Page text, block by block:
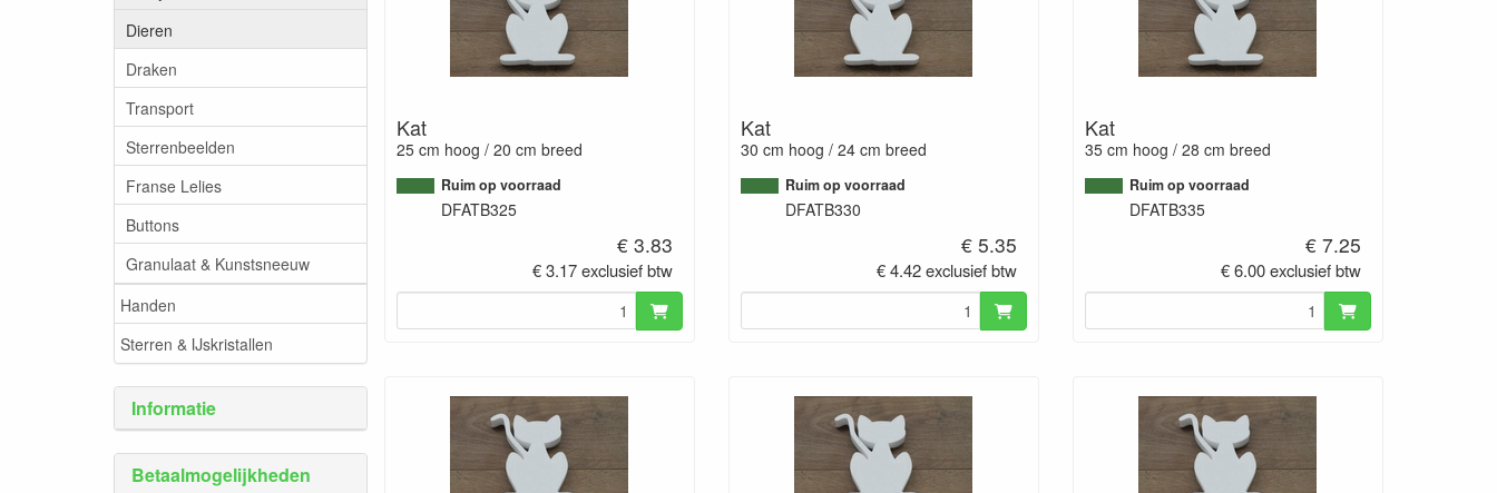
Dieren
Draken
Transport
Sterrenbeelden
Franse Lelies
Buttons
Granulaat & Kunstsneeuw
Handen
Sterren & IJskristallen
Informatie
Betaalmogelijkheden
Kat
25 cm hoog / 20 cm breed
Ruim op voorraad
DFATB325
€ 3.83
€ 3.17 exclusief btw
Kat
30 cm hoog / 24 cm breed
Ruim op voorraad
DFATB330
€ 5.35
€ 4.42 exclusief btw
Kat
35 cm hoog / 28 cm breed
Ruim op voorraad
DFATB335
€ 7.25
€ 6.00 exclusief btw